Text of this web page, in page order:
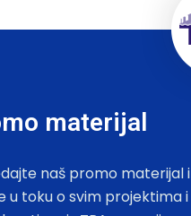
materijal
naš promo materijal i
u toku o svim projektima i